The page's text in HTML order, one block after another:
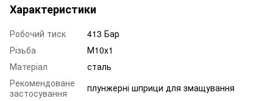
Характеристики
Робочий тиск
413 Бар
Різьба
М10х1
Матеріал
сталь
Рекомендоване
застосування
плунжерні шприци для змащування